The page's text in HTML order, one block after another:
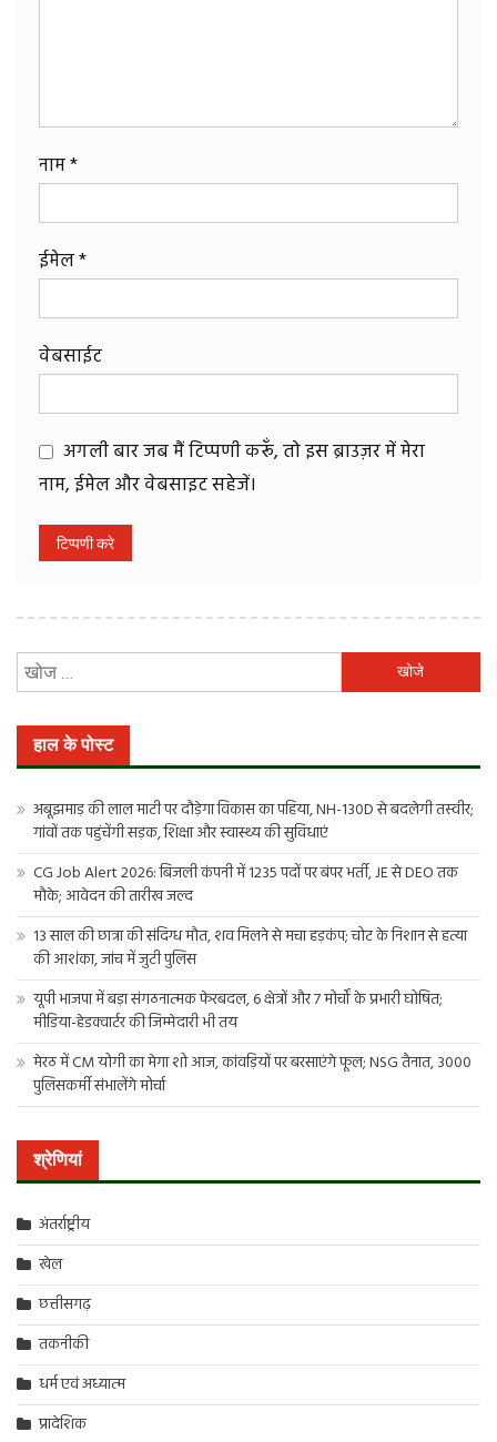
नाम*
ईमेल*
वेबसाईट
अगली बार जब मैं टिप्पणी करूँ, तो इस ब्राउज़र में मेरा
नाम, ईमेल और वेबसाइट सहेजें।
को
हाल के पोस्ट
अबूझमाड़ की लाल माटी पर दौड़ेगा विकास का पहिया, NH-130D से बदलेगी तस्वीर;
गांवों तक पहुंचेंगी सड़क, शिक्षा और स्वास्थ्य की सुविधाएं
CG Job Alert 2026: बिजली कंपनी में 1235 पदों पर बंपर भर्ती, JE से DEO तक
मौके; आवेदन की तारीख जल्द
13 साल की छात्रा की संदिग्ध मौत, शव मिलने से मचा हड़कंप; चोट के निशान से हत्या
की आशंका, जांच में जुटी पुलिस
यूपी भाजपा में बड़ा संगठनात्मक फेरबदल, 6 क्षेत्रों और 7 मोर्चों के प्रभारी घोषित;
मीडिया-हेडक्वार्टर की जिम्मेदारी भी तय
मेरठ में CM योगी का मेगा शो आज, कांवड़ियों पर बरसाएंगे फूल; NSG तैनात, 3000
पुलिसकर्मी संभालेंगे मोर्चा
श्रेणियां
अंतर्राष्ट्रीय
खेल
छत्तीसगढ़
तकनीकी
धर्म एवं अध्यात्म
प्रादेशिक